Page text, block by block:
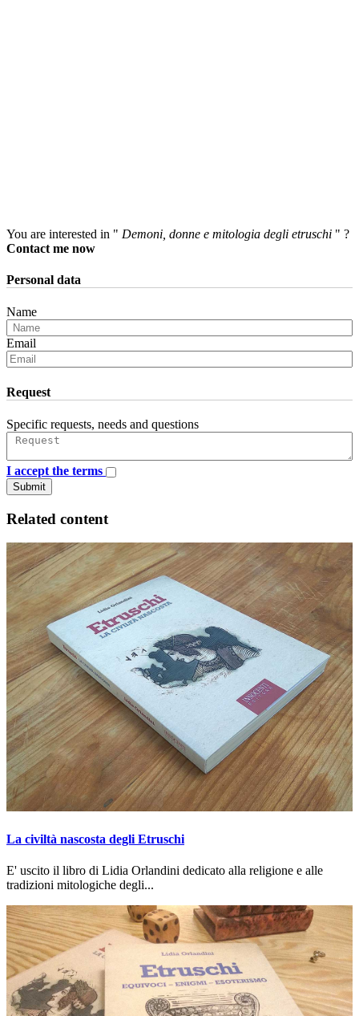
You are interested in " Demoni, donne e mitologia degli etruschi " ?
Contact me now
Personal data
Name
Email
Request
Specific requests, needs and questions
I accept the terms
Submit
Related content
La civiltà nascosta degli Etruschi
E' uscito il libro di Lidia Orlandini dedicato alla religione e alle
tradizioni mitologiche degli...